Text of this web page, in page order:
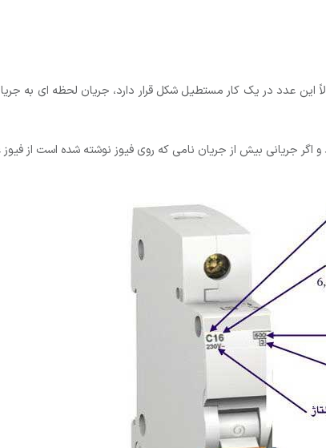
: روی فیوز ها جریانی نسبتاً بزرگ نوشته شده مانند ۶۰۰۰ یا ۳۰۰۰ و معمولاً این عدد در یک کار مستطیل شکل
جریانی بیش از جریان نامی که روی فیوز نوشته شده است از فیوز